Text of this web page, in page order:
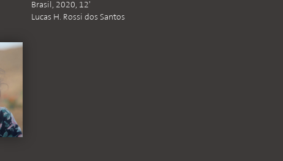
Brasil, 2020, 12'
Lucas H. Rossi dos Santos